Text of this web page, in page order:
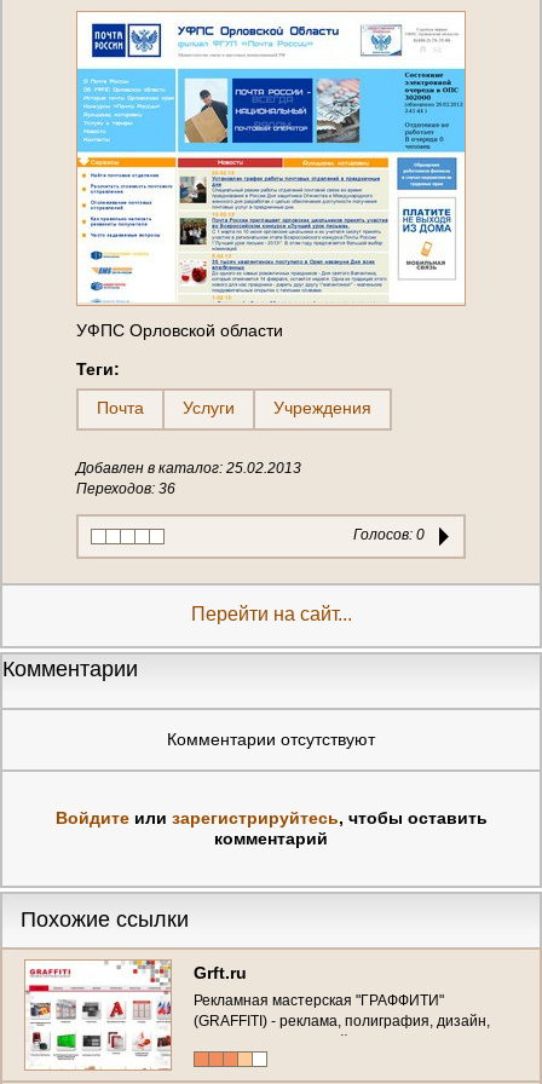
УФПС Орловской области
Теги:
Почта
Услуги Учреждения
Добавлен в каталог: 25.02.2013
Переходов: 36
Голосов: 0
Перейти на сайт...
Комментарии
Комментарии отсутствуют
Войдитеили зарегистрируйтесь, чтобы оставить
комментарий
Похожие ссылки
Grft.ru
Рекламная мастерская "ГРАФФИТИ"
(GRAFFITI) - реклама, полиграфия, дизайн,
изготовление печатей и штампов,